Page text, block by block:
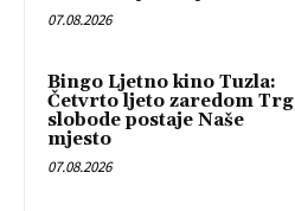
07.08.2026
Bingo Ljetno kino Tuzla:
Četvrto ljeto zaredom Trg
slobode postaje Naše
mjesto
07.08.2026